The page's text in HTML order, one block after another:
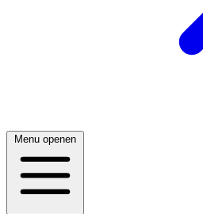
Menu openen